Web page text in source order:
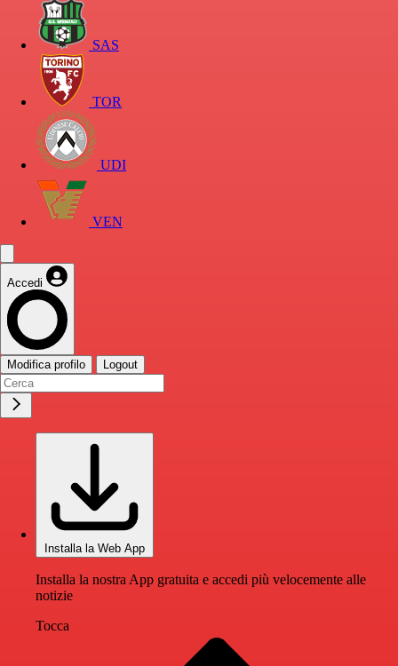
SAS
TOR
UDI
VEN
Accedi
Modifica profilo Logout
Installa la Web App
Installa la nostra App gratuita e accedi più velocemente alle
notizie
Tocca